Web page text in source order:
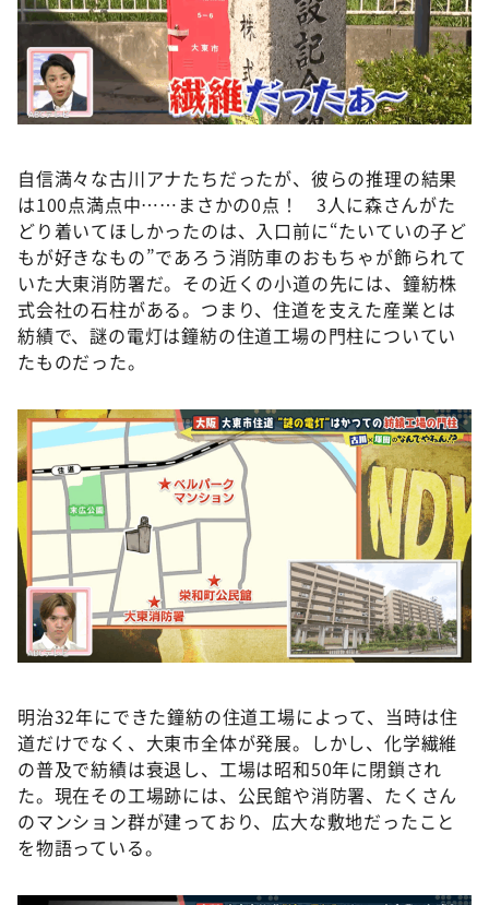
自信満々な古川アナたちだったが、彼らの推理の結果
は100点満点中……まさかの0点！ 3人に森さんがた
どり着いてほしかったのは、入口前に“たいていの子ど
もが好きなもの”であろう消防車のおもちゃが飾られて
いた大東消防署だ。その近くの小道の先には、鐘紡株
式会社の石柱がある。つまり、住道を支えた産業とは
紡績で、謎の電灯は鐘紡の住道工場の門柱についてい
たものだった。
明治32年にできた鐘紡の住道工場によって、当時は住
道だけでなく、大東市全体が発展。しかし、化学繊維
の普及で紡績は衰退し、工場は昭和50年に閉鎖され
た。現在その工場跡には、公民館や消防署、たくさん
のマンション群が建っており、広大な敷地だったこと
を物語っている。